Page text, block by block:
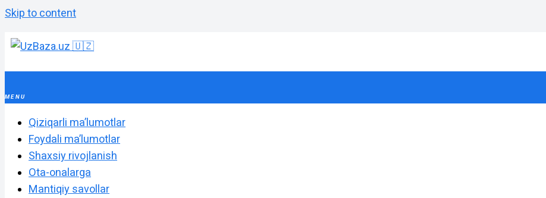
Skip to content
Qiziqarli maʼlumotlar
Foydali maʼlumotlar
Shaxsiy rivojlanish
Ota-onalarga
Mantiqiy savollar